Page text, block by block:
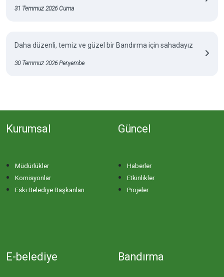
31 Temmuz 2026 Cuma
Daha düzenli, temiz ve güzel bir Bandırma için sahadayız
30 Temmuz 2026 Perşembe
Kurumsal
Müdürlükler
Komisyonlar
Eski Belediye Başkanları
Güncel
Haberler
Etkinlikler
Projeler
E-belediye Bandırma